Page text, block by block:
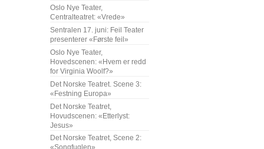
Oslo Nye Teater,
Centralteatret: «Vrede»
Sentralen 17. juni: Feil Teater
presenterer «Første feil»
Oslo Nye Teater,
Hovedscenen: «Hvem er redd
for Virginia Woolf?»
Det Norske Teatret. Scene 3:
«Festning Europa»
Det Norske Teatret,
Hovudscenen: «Etterlyst:
Jesus»
Det Norske Teatret, Scene 2: